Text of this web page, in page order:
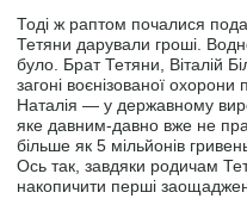
Тоді ж раптом почалися
Тетяни дарували гроші.
було. Брат Тетяни, Віталій
загоні воєнізованої
Наталія — у державному
яке давним-давно вже не
більше як 5 мільйонів
Ось так, завдяки родичам
накопичити перші